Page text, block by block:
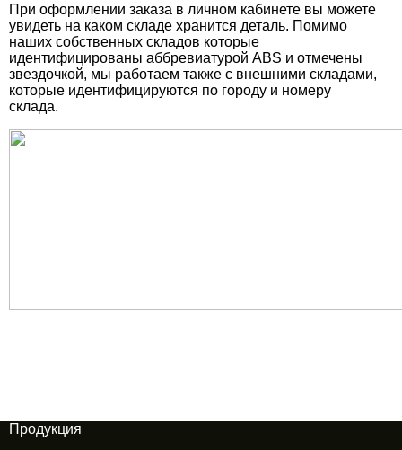
При оформлении заказа в личном кабинете вы можете
увидеть на каком складе хранится деталь. Помимо
наших собственных складов которые
идентифицированы аббревиатурой ABS и отмечены
звездочкой, мы работаем также с внешними складами,
которые идентифицируются по городу и номеру
склада.
Продукция